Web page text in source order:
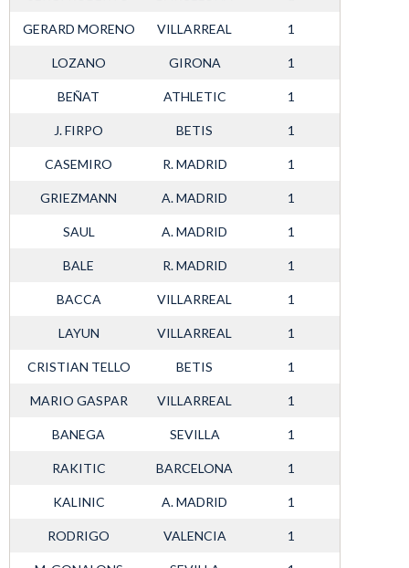
GERARD MORENO VILLARREAL 1
LOZANO GIRONA 1
BEÑAT ATHLETIC 1
J. FIRPO BETIS 1
CASEMIRO R. MADRID 1
GRIEZMANN A. MADRID 1
SAUL A. MADRID 1
BALE R. MADRID 1
BACCA VILLARREAL 1
LAYUN VILLARREAL 1
CRISTIAN TELLO BETIS 1
MARIO GASPAR VILLARREAL 1
BANEGA SEVILLA 1
RAKITIC BARCELONA 1
KALINIC A. MADRID 1
RODRIGO VALENCIA 1